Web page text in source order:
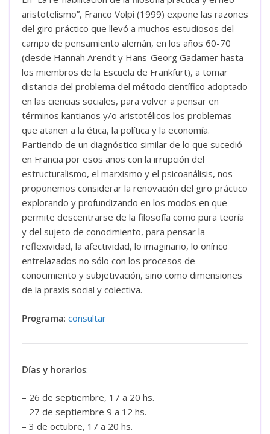
aristotelismo”, Franco Volpi (1999) expone las razones
del giro práctico que llevó a muchos estudiosos del
campo de pensamiento alemán, en los años 60-70
(desde Hannah Arendt y Hans-Georg Gadamer hasta
los miembros de la Escuela de Frankfurt), a tomar
distancia del problema del método científico adoptado
en las ciencias sociales, para volver a pensar en
términos kantianos y/o aristotélicos los problemas
que atañen a la ética, la política y la economía.
Partiendo de un diagnóstico similar de lo que sucedió
en Francia por esos años con la irrupción del
estructuralismo, el marxismo y el psicoanálisis, nos
proponemos considerar la renovación del giro práctico
explorando y profundizando en los modos en que
permite descentrarse de la filosofía como pura teoría
y del sujeto de conocimiento, para pensar la
reflexividad, la afectividad, lo imaginario, lo onírico
entrelazados no sólo con los procesos de
conocimiento y subjetivación, sino como dimensiones
de la praxis social y colectiva.
Programa: consultar
Días y horarios:
– 26 de septiembre, 17 a 20 hs.
– 27 de septiembre 9 a 12 hs.
– 3 de octubre, 17 a 20 hs.